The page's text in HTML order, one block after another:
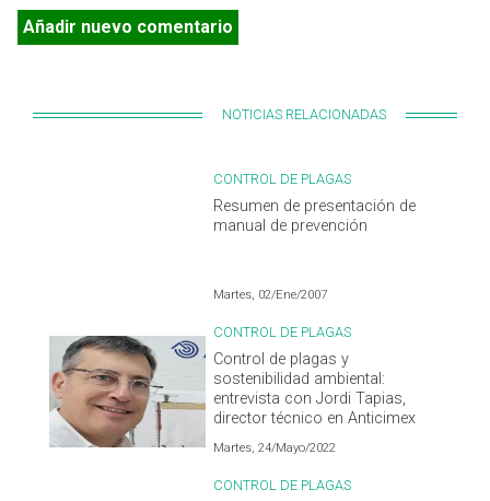
Añadir nuevo comentario
NOTICIAS RELACIONADAS
CONTROL DE PLAGAS
Resumen de presentación de
manual de prevención
Martes, 02/Ene/2007
CONTROL DE PLAGAS
Control de plagas y
sostenibilidad ambiental:
entrevista con Jordi Tapias,
director técnico en Anticimex
Martes, 24/Mayo/2022
CONTROL DE PLAGAS